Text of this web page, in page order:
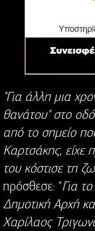
"Για άλλη μια
θανάτου" στο
από το σημείο
Καρτσάκης, είχε
του κόστισε τη
πρόσθεσε: "Για
Δημοτική Αρχή
Χαρίλαος